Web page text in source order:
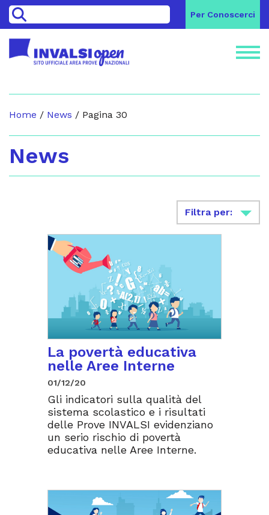
> Per Conoscerci
Home / News / Pagina 30
News
Filtra per:
La povertà educativa
nelle Aree Interne
01/12/20
Gli indicatori sulla qualità del
sistema scolastico e i risultati
delle Prove INVALSI evidenziano
un serio rischio di povertà
educativa nelle Aree Interne.